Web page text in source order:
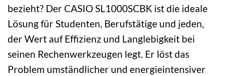
bezieht? Der CASIO SL1000SCBK ist die ideale
Lösung für Studenten, Berufstätige und jeden,
der Wert auf Effizienz und Langlebigkeit bei
seinen Rechenwerkzeugen legt. Er löst das
Problem umständlicher und energieintensiver